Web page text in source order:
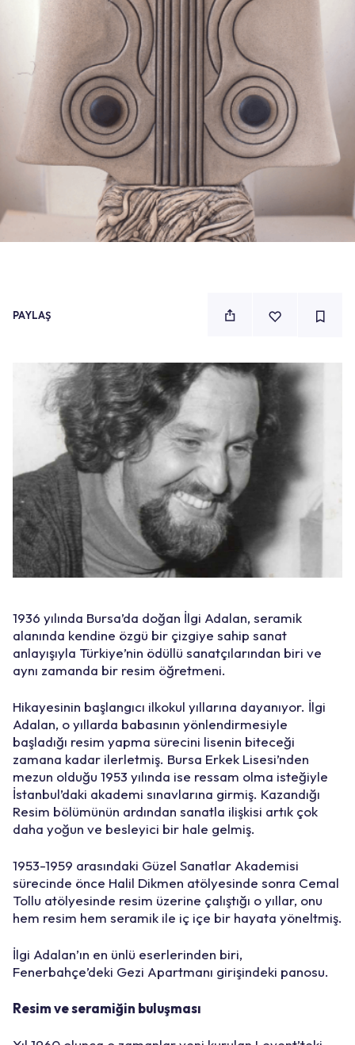
PAYLAŞ
1936 yılında Bursa’da doğan İlgi Adalan, seramik
alanında kendine özgü bir çizgiye sahip sanat
anlayışıyla Türkiye’nin ödüllü sanatçılarından biri ve
aynı zamanda bir resim öğretmeni.
Hikayesinin başlangıcı ilkokul yıllarına dayanıyor. İlgi
Adalan, o yıllarda babasının yönlendirmesiyle
başladığı resim yapma sürecini lisenin biteceği
zamana kadar ilerletmiş. Bursa Erkek Lisesi’nden
mezun olduğu 1953 yılında ise ressam olma isteğiyle
İstanbul’daki akademi sınavlarına girmiş. Kazandığı
Resim bölümünün ardından sanatla ilişkisi artık çok
daha yoğun ve besleyici bir hale gelmiş.
1953-1959 arasındaki Güzel Sanatlar Akademisi
sürecinde önce Halil Dikmen atölyesinde sonra Cemal
Tollu atölyesinde resim üzerine çalıştığı o yıllar, onu
hem resim hem seramik ile iç içe bir hayata yöneltmiş.
İlgi Adalan’ın en ünlü eserlerinden biri,
Fenerbahçe’deki Gezi Apartmanı girişindeki panosu.
Resim ve seramiğin buluşması